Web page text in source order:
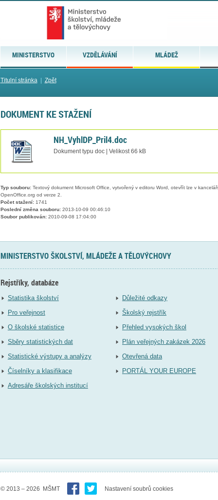
MINISTERSTVO VZDĚLÁVÁNÍ MLÁDEŽ
Titulní stránka| Zpět
DOKUMENT KE STAŽENÍ
NH_VyhlDP_Pril4.doc
Dokument typu doc | Velikost 66 kB
Typ souboru:Textový dokument Microsoft Office, vytvořený v editoru Word, otevřít lze v
OpenOffice.org od verze 2.
Počet stažení:1741
Poslední změna souboru:2013-10-09 00:46:10
Soubor publikován:2010-09-08 17:04:00
MINISTERSTVO ŠKOLSTVÍ, MLÁDEŽE A TĚLOVÝCHOVY
Rejstříky, databáze
Statistika školství
Pro veřejnost
O školské statistice
Sběry statistických dat
Statistické výstupy a analýzy
Číselníky a klasifikace
Adresáře školských institucí
Důležité odkazy
Školský rejstřík
Přehled vysokých škol
Plán veřejných zakázek 2026
Otevřená data
PORTÁL YOUR EUROPE
© 2013 – 2026 MŠMT Nastavení soubrů cookies